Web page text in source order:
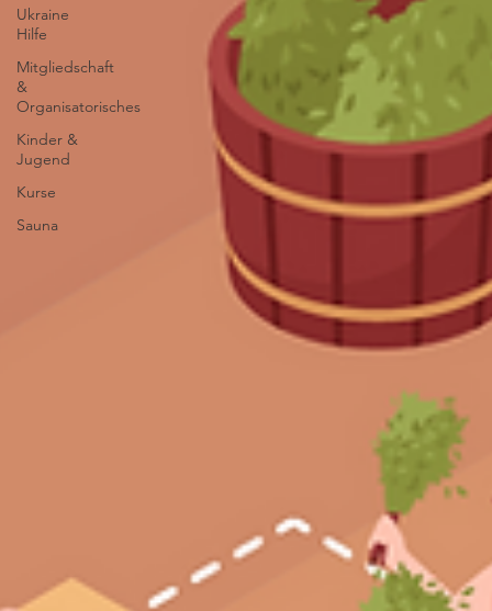
Ukraine
Hilfe
Mitgliedschaft
&
Organisatorisches
Kinder &
Jugend
Kurse
Sauna